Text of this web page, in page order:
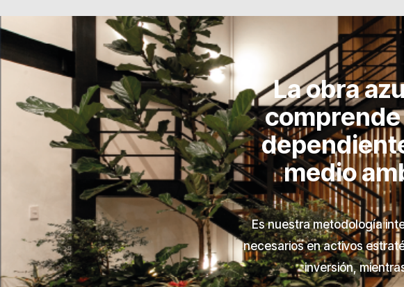
La obra
medio
Es nuestra metodología
necesarios en activos
inversión,